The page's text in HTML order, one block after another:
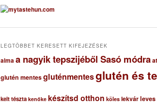
c
h
uLEGTÖBBET KERESETT KIFEJEZÉSEK
almaa nagyik tepszijéből Sasó módra
glutén mentesgluténmentesglutén és
kelt tészta kenőke készítsd otthon köles lekvárleves